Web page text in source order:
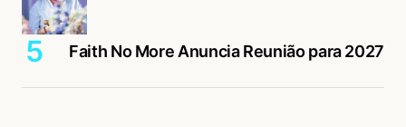
Faith No More Anuncia Reunião para 2027